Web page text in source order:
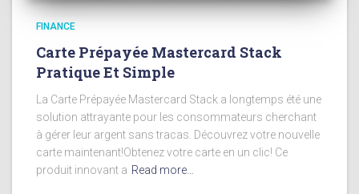
FINANCE
Carte Prépayée Mastercard Stack
Pratique Et Simple
La Carte Prépayée Mastercard Stack a longtemps été une
solution attrayante pour les consommateurs cherchant
à gérer leur argent sans tracas. Découvrez votre nouvelle
carte maintenant!Obtenez votre carte en un clic! Ce
produit innovant a Read more…